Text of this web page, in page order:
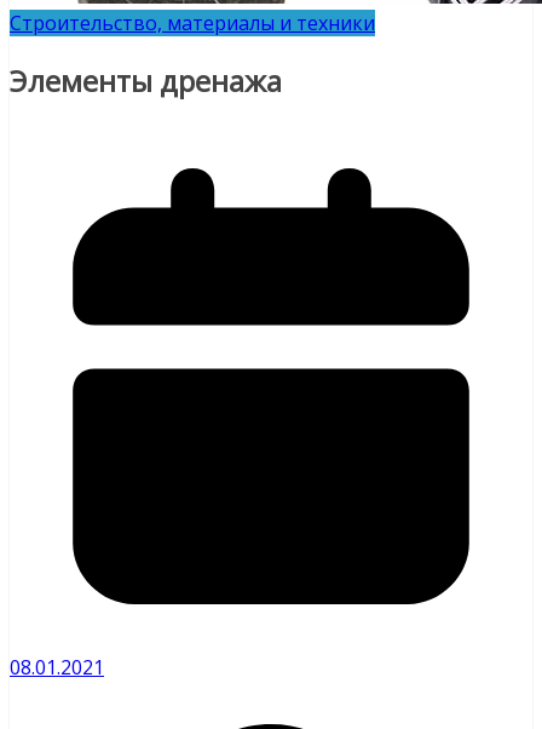
Строительство, материалы и техники
Элементы дренажа
08.01.2021